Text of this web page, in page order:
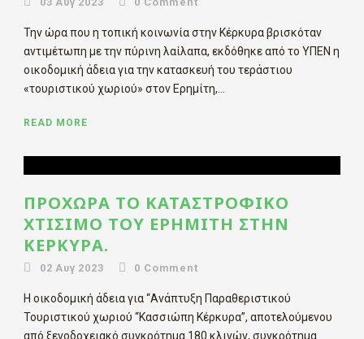
Την ώρα που η τοπική κοινωνία στην Κέρκυρα βρισκόταν
αντιμέτωπη με την πύρινη λαίλαπα, εκδόθηκε από το ΥΠΕΝ η
οικοδομική άδεια για την κατασκευή του τεράστιου
«τουριστικού χωριού» στον Ερημίτη,...
READ MORE
ΠΡΟΧΩΡΆ ΤΟ ΚΑΤΑΣΤΡΟΦΙΚΌ
ΧΤΊΣΙΜΟ ΤΟΥ ΕΡΗΜΊΤΗ ΣΤΗΝ
ΚΈΡΚΥΡΑ.
02 Αυγ 2023 0 Comment
H οικοδομική άδεια για “Ανάπτυξη Παραθεριστικού
Τουριστικού χωριού “Κασσιώπη Κέρκυρα”, αποτελούμενου
από ξενοδοχειακό συγκρότημα 180 κλινών, συγκρότημα